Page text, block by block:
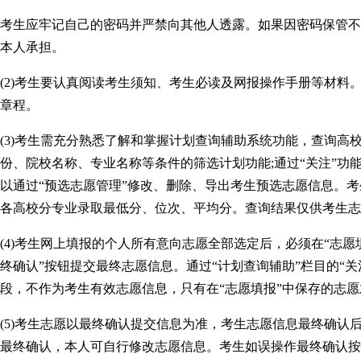
考生应牢记自己的密码并严禁向其他人透露。如果因密码保管
本人承担。
(2)考生要认真阅读考生须知、考生必读及网报操作手册等材料
章程。
(3)考生需充分熟悉了解和掌握计划查询辅助系统功能，查询高
份、院校名称、专业名称等条件的筛选计划功能;通过“关注”功
以通过“预选志愿管理”修改、删除、导出考生预选志愿信息。
各高校分专业录取最低分、位次、平均分。查询结果仅供考生
(4)考生网上填报的个人所有意向志愿全部选定后，必须在“志
终确认”按钮提交最终志愿信息。通过“计划查询辅助”栏目的“
段，不作为考生有效志愿信息，只有在“志愿填报”中保存的志
(5)考生志愿以最终确认提交信息为准，考生志愿信息最终确认
最终确认，本人可自行修改志愿信息。考生如误操作最终确认